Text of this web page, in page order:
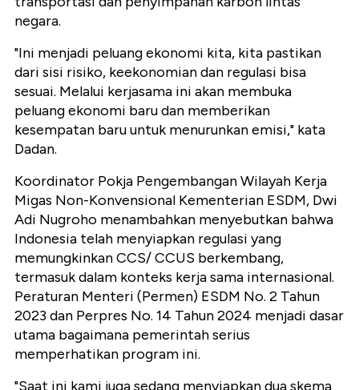
negara.
"Ini menjadi peluang ekonomi kita, kita pastikan
dari sisi risiko, keekonomian dan regulasi bisa
sesuai. Melalui kerjasama ini akan membuka
peluang ekonomi baru dan memberikan
kesempatan baru untuk menurunkan emisi," kata
Dadan.
Koordinator Pokja Pengembangan Wilayah Kerja
Migas Non-Konvensional Kementerian ESDM, Dwi
Adi Nugroho menambahkan menyebutkan bahwa
Indonesia telah menyiapkan regulasi yang
memungkinkan CCS/ CCUS berkembang,
termasuk dalam konteks kerja sama internasional.
Peraturan Menteri (Permen) ESDM No. 2 Tahun
2023 dan Perpres No. 14 Tahun 2024 menjadi dasar
utama bagaimana pemerintah serius
memperhatikan program ini.
"Saat ini kami juga sedang menyiapkan dua skema